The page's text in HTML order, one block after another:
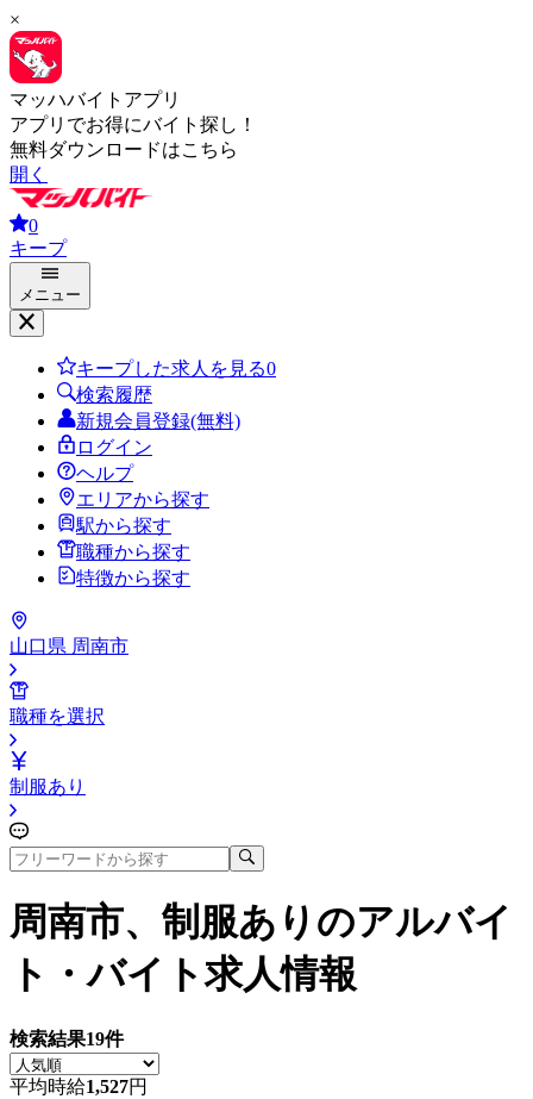
×
マッハバイトアプリ
アプリでお得にバイト探し！
無料ダウンロードはこちら
開く
0
キープ
メニュー
キープした求人を見る0
検索履歴
新規会員登録(無料)
ログイン
ヘルプ
エリアから探す
駅から探す
職種から探す
特徴から探す
山口県 周南市
職種を選択
制服あり
周南市、制服あり のアルバイ
ト・バイト求人情報
検索結果19件
平均時給1,527円